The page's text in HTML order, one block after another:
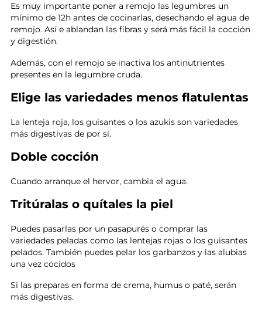
Es muy importante poner a remojo las legumbres un
mínimo de 12h antes de cocinarlas, desechando el agua de
remojo. Así e ablandan las fibras y será más fácil la cocción
y digestión.
Además, con el remojo se inactiva los antinutrientes
presentes en la legumbre cruda.
Elige las variedades menos flatulentas
La lenteja roja, los guisantes o los azukis son variedades
más digestivas de por sí.
Doble cocción
Cuando arranque el hervor, cambia el agua.
Tritúralas o quítales la piel
Puedes pasarlas por un pasapurés o comprar las
variedades peladas como las lentejas rojas o los guisantes
pelados. También puedes pelar los garbanzos y las alubias
una vez cocidos
Si las preparas en forma de crema, humus o paté, serán
más digestivas.